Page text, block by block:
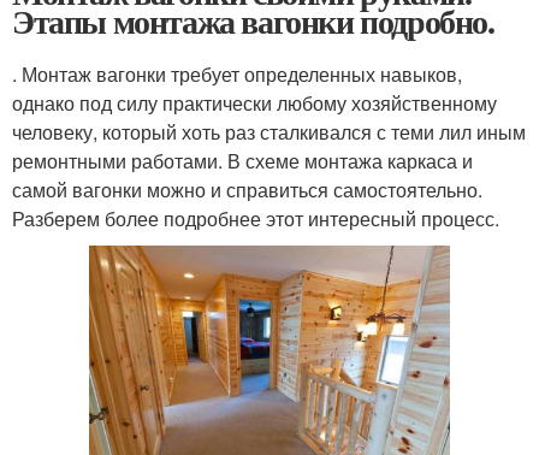
Этапы монтажа вагонки подробно.
. Монтаж вагонки требует определенных навыков,
однако под силу практически любому хозяйственному
человеку, который хоть раз сталкивался с теми лил иным
ремонтными работами. В схеме монтажа каркаса и
самой вагонки можно и справиться самостоятельно.
Разберем более подробнее этот интересный процесс.